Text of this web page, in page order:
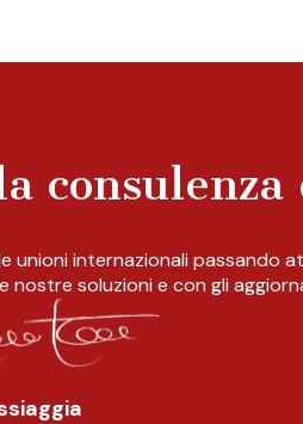
unioni internazionali passando
nostre soluzioni e con gli